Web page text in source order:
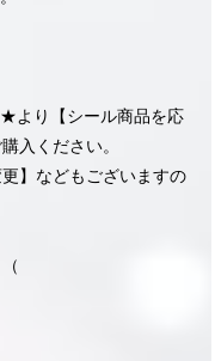
より【シール商品を応
入ください。
】などもございますの